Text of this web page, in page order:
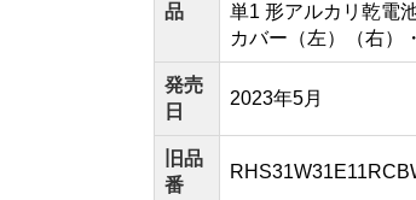
品
単1 形アルカリ乾電
カバー（左）（右）
発売
日
2023年5月
旧品
番